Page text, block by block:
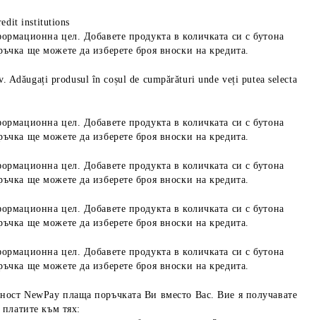
institutions
цел. Добавете продукта в количката си с бутона
ще можете да изберете броя вноски на кредита.
Adăugați produsul în coșul de cumpărături unde veți putea selecta
цел. Добавете продукта в количката си с бутона
ще можете да изберете броя вноски на кредита.
цел. Добавете продукта в количката си с бутона
ще можете да изберете броя вноски на кредита.
цел. Добавете продукта в количката си с бутона
ще можете да изберете броя вноски на кредита.
цел. Добавете продукта в количката си с бутона
ще можете да изберете броя вноски на кредита.
NewPay плаща поръчката Ви вместо Вас. Вие я получавате
към тях: